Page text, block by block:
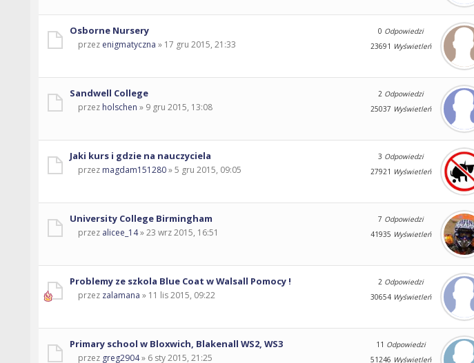
Osborne Nursery
przez enigmatyczna » 17 gru 2015, 21:33
0 Odpowiedzi
23691 Wyświetleń
Sandwell College
przez holschen » 9 gru 2015, 13:08
2 Odpowiedzi
25037 Wyświetleń
Jaki kurs i gdzie na nauczyciela
przez magdam151280» 5 gru 2015, 09:05
3 Odpowiedzi
27921 Wyświetleń
University College Birmingham
przez alicee_14» 23 wrz 2015, 16:51
7 Odpowiedzi
41935 Wyświetleń
Problemy ze szkola Blue Coat w Walsall Pomocy !
przez zalamana » 11 lis 2015, 09:22
2 Odpowiedzi
30654 Wyświetleń
Primary school w Bloxwich, Blakenall WS2, WS3
przez greg2904» 6 sty 2015, 21:25
11 Odpowiedzi
51246 Wyświetleń